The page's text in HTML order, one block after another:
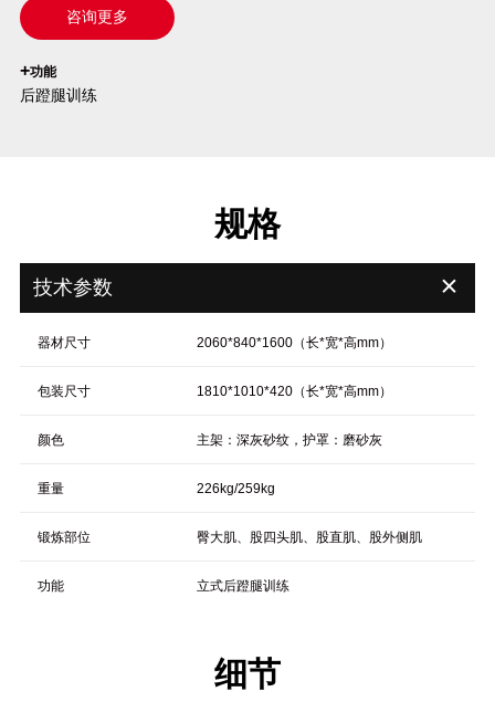
咨询更多
`
+功能
后蹬腿训练
规格
技术参数 ＋
器材尺寸 2060*840*1600（长*宽*高mm）
包装尺寸 1810*1010*420（长*宽*高mm）
颜色 主架：深灰砂纹，护罩：磨砂灰
重量 226kg/259kg
锻炼部位 臀大肌、股四头肌、股直肌、股外侧肌
功能 立式后蹬腿训练
细节